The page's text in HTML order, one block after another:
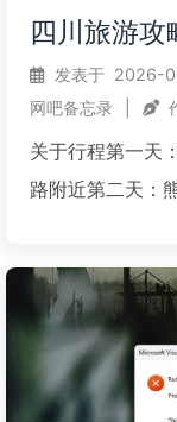
四川旅游攻
发表于 2026-
网吧备忘录
关于行程第一天
路附近第二天：
公园站--打的到
鹤翔山庄--索道
阅读全文...